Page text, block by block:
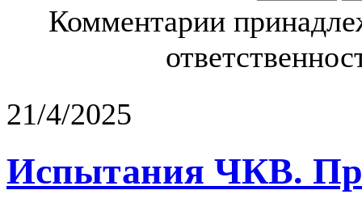
Комментарии
21/4/2025
Испытания ЧКВ.